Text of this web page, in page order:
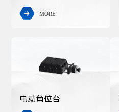
 MORE
电动角位台